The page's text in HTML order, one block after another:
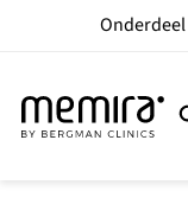
Onderdeel